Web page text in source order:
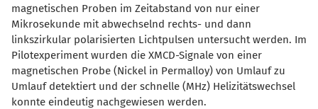
magnetischen Proben im Zeitabstand von nur einer
Mikrosekunde mit abwechselnd rechts- und dann
linkszirkular polarisierten Lichtpulsen untersucht werden. Im
Pilotexperiment wurden die XMCD-Signale von einer
magnetischen Probe (Nickel in Permalloy) von Umlauf zu
Umlauf detektiert und der schnelle (MHz) Helizitätswechsel
konnte eindeutig nachgewiesen werden.